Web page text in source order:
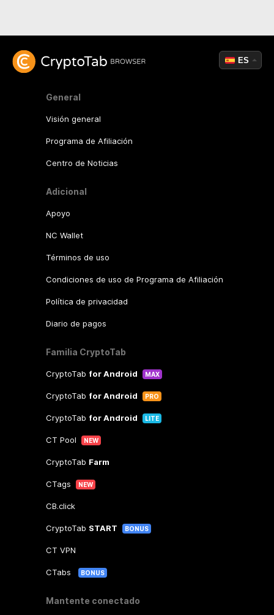
General
Visión general
Programa de Afiliación
Centro de Noticias
Adicional
Apoyo
NC Wallet
Términos de uso
Condiciones de uso de Programa de Afiliación
Política de privacidad
Diario de pagos
Familia CryptoTab
CryptoTab for Android MAX
CryptoTab for Android PRO
CryptoTab for Android LITE
CT Pool NEW
CryptoTab Farm
CTags NEW
CB.click
CryptoTab START BONUS
CT VPN
CTabs BONUS
Mantente conectado
ES